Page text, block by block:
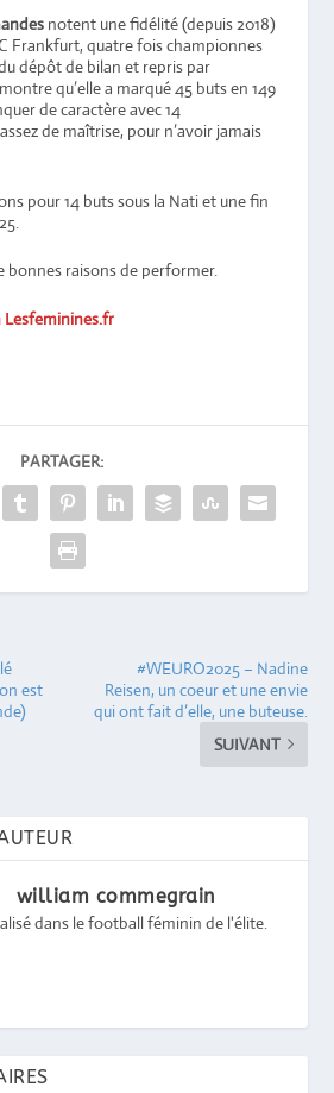
notent une fidélité (depuis 2018)
Frankfurt, quatre fois championnes
dépôt de bilan et repris par
qu’elle a marqué 45 buts en 149
de caractère avec 14
de maîtrise, pour n’avoir jamais
pour 14 buts sous la Nati et une fin
bonnes raisons de performer.
PARTAGER:
est
#WEURO2025 – Nadine
Reisen, un coeur et une envie
qui ont fait d’elle, une buteuse.
SUIVANT
william commegrain
dans le football féminin de l'élite.